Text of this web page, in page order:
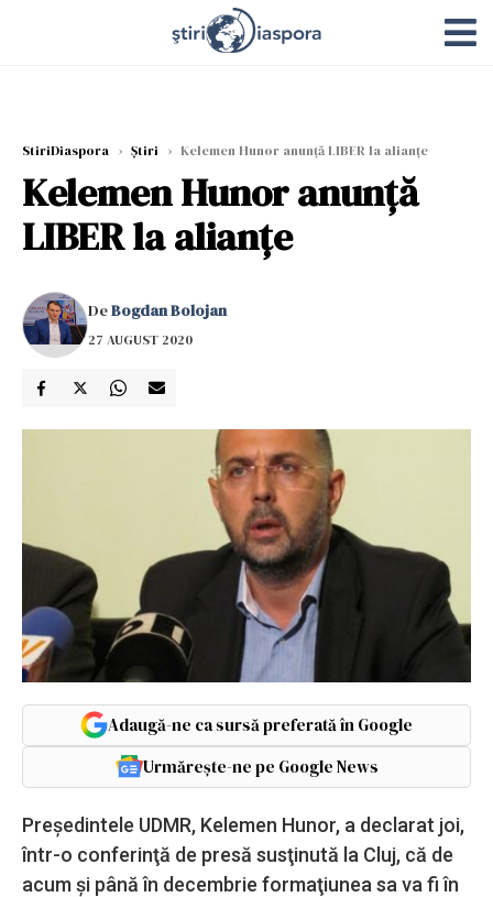
StiriDiaspora › Știri › Kelemen Hunor anunță LIBER la alianțe
Kelemen Hunor anunță
LIBER la alianțe
DeBogdan Bolojan
27 AUGUST 2020
Adaugă-ne ca sursă preferată în Google
Urmărește-ne pe Google News
Preşedintele UDMR, Kelemen Hunor, a declarat joi,
într-o conferinţă de presă susţinută la Cluj, că de
acum şi până în decembrie formaţiunea sa va fi în